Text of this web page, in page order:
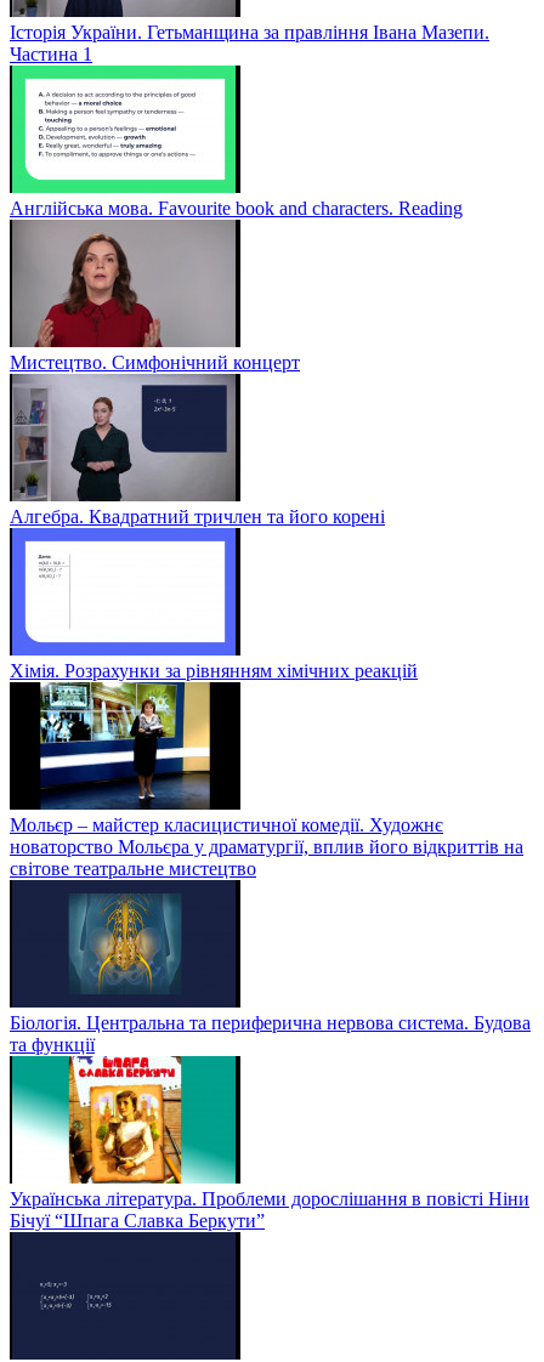
Історія України. Гетьманщина за правління Івана Мазепи.
Частина 1
Англійська мова. Favourite book and characters. Reading
Мистецтво. Симфонічний концерт
Алгебра. Квадратний тричлен та його корені
Хімія. Розрахунки за рівнянням хімічних реакцій
Мольєр – майстер класицистичної комедії. Художнє
новаторство Мольєра у драматургії, вплив його відкриттів на
світове театральне мистецтво
Біологія. Центральна та периферична нервова система. Будова
та функції
Українська література. Проблеми дорослішання в повісті Ніни
Бічуї “Шпага Славка Беркути”